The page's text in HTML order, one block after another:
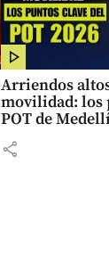
Arriendos
movilidad: los
POT de
share